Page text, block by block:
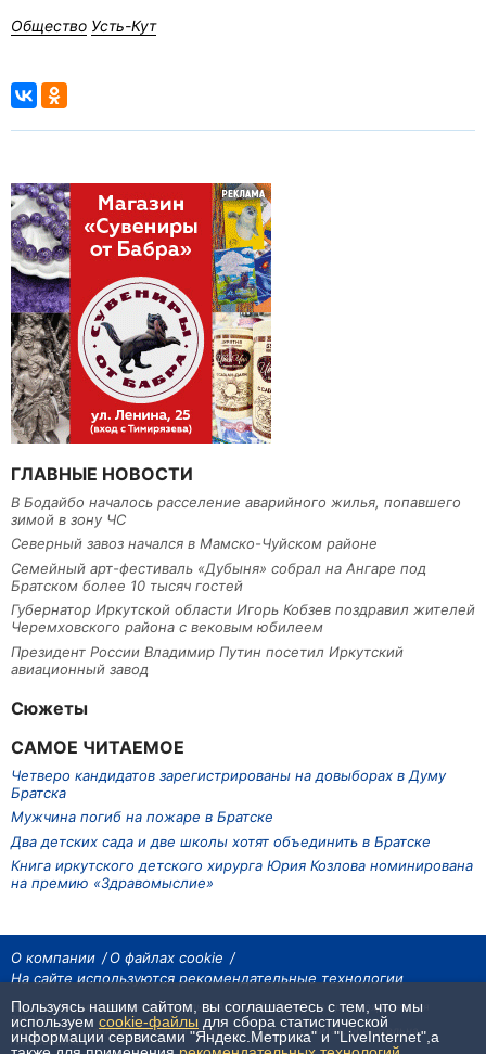
Общество Усть-Кут
ГЛАВНЫЕ НОВОСТИ
В Бодайбо началось расселение аварийного жилья, попавшего
зимой в зону ЧС
Северный завоз начался в Мамско-Чуйском районе
Семейный арт-фестиваль «Дубыня» собрал на Ангаре под
Братском более 10 тысяч гостей
Губернатор Иркутской области Игорь Кобзев поздравил жителей
Черемховского района с вековым юбилеем
Президент России Владимир Путин посетил Иркутский
авиационный завод
Сюжеты
САМОЕ ЧИТАЕМОЕ
Четверо кандидатов зарегистрированы на довыборах в Думу
Братска
Мужчина погиб на пожаре в Братске
Два детских сада и две школы хотят объединить в Братске
Книга иркутского детского хирурга Юрия Козлова номинирована
на премию «Здравомыслие»
О компании
О файлах cookie
На сайте используются рекомендательные технологии
На сайте размещаются материалы ИА «Наш Север». Все права охраняются
законом.
При использовании материалов агентства на других сайтах, обязательна
гиперссылка.
Пользуясь нашим сайтом, вы соглашаетесь с тем, что мы
используем cookie-файлы для сбора статистической
информации сервисами "Яндекс.Метрика" и "LiveInternet",а